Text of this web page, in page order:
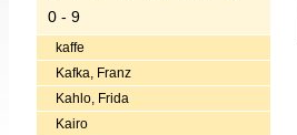
0 - 9
kaffe
Kafka, Franz
Kahlo, Frida
Kairo